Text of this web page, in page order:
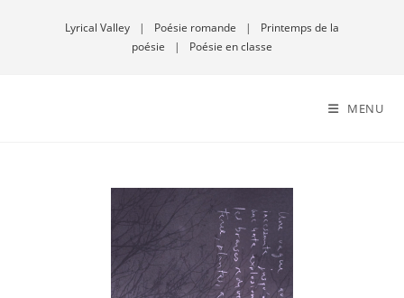
Lyrical Valley | Poésie romande |
Printemps de la
poésie
| Poésie en classe
MENU